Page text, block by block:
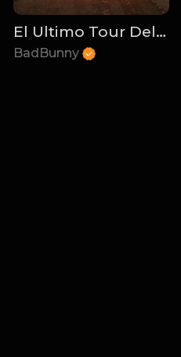
El Ultimo Tour Del Mundo
BadBunny